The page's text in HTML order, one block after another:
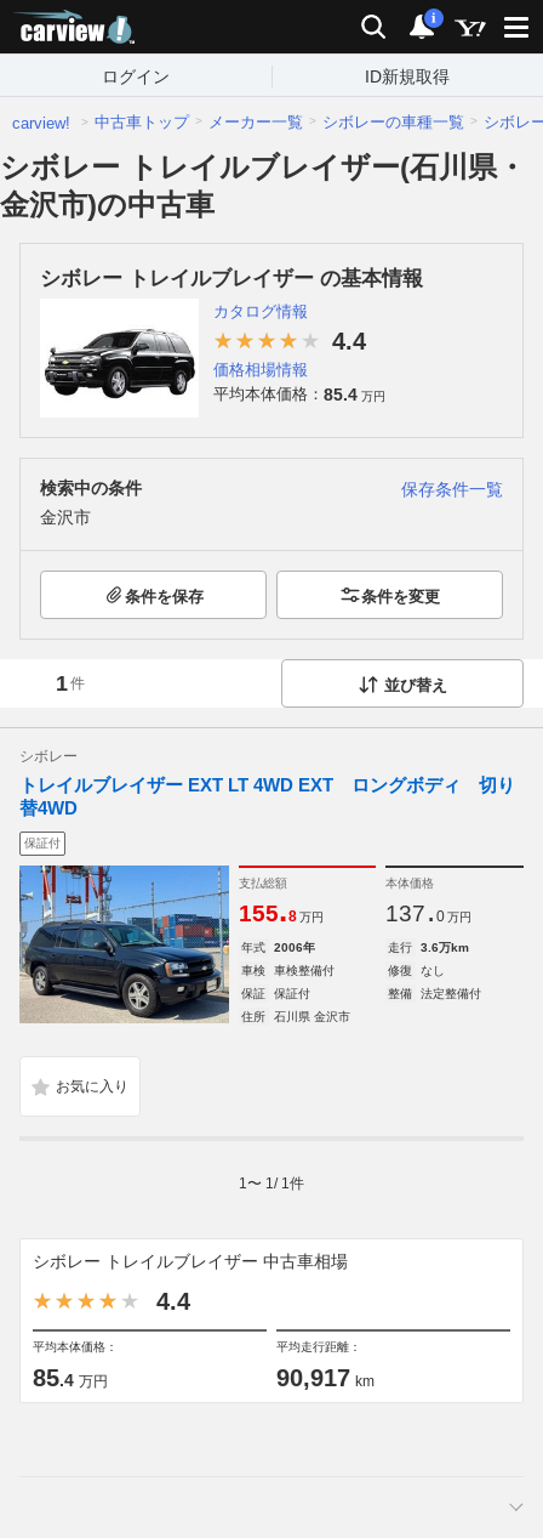
検索 通知
i
ログイン ID新規取得
carview! 中古車トップ メーカー一覧 シボレーの車種一覧 シボレ
シボレー トレイルブレイザー(石川県・
金沢市)の中古車
シボレー トレイルブレイザー の基本情報
カタログ情報
4.4
価格相場情報
平均本体価格： 85.4 万円
検索中の条件
保存条件一覧
金沢市
条件を保存 条件を変更
1件 並び替え
シボレー
トレイルブレイザー EXT LT 4WD EXT ロングボディ 切り
替4WD
保証付
支払総額
155.8 万円
本体価格
137. 0 万円
年式 2006年 走行
3.6万km
車検
車検整備付 修復
なし
保証
保証付 整備
法定整備付
住所
石川県 金沢市
1 〜 1 / 1 件
シボレー トレイルブレイザー 中古車相場
4.4
平均本体価格：
85.4 万円
平均走行距離：
90,917 km